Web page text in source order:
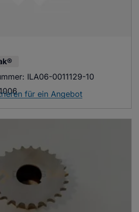
ILA06-0011129-10
für ein Angebot